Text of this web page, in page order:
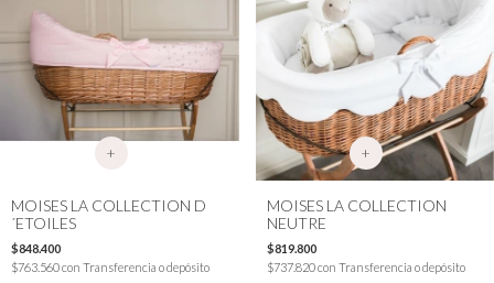
+
MOISES LA COLLECTION D
´ETOILES
$848.400
$763.560con Transferencia o depósito
+
MOISES LA COLLECTION
NEUTRE
$819.800
$737.820con Transferencia o depósito